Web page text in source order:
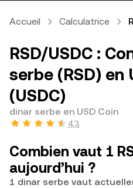
Accueil Calculatrice
RSD/USDC :
serbe (RSD) en
(USDC)
dinar serbe en USD Coin
4,3
Combien vaut 1
aujourd’hui ?
1 dinar serbe vaut